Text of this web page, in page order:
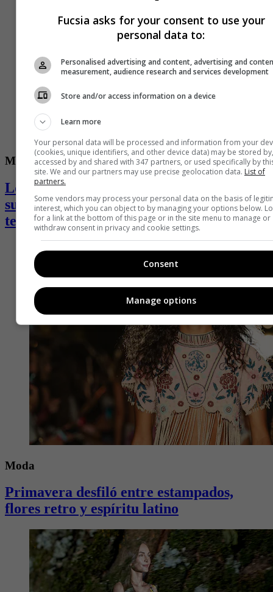
Moda
Louis Vuitton encontró en la historia de
su fundador el hilo conductor de la
temporada
Moda
Primavera desfiló entre estampados,
flores retro y espíritu latino
Fucsia asks for your consent to use your
personal data to:
Personalised advertising and content, advertising and
measurement, audience research and services development
Store and/or access information on a device
Learn more
Your personal data will be processed and information from your
(cookies, unique identifiers, and other device data) may be stored by,
accessed by and shared with 347 partners, or used specifically by
site. We and our partners may use precise geolocation data. List of
partners.
Some vendors may process your personal data on the basis of
interest, which you can object to by managing your options below.
for a link at the bottom of this page or in the site menu to manage or
withdraw consent in privacy and cookie settings.
Consent
Manage options